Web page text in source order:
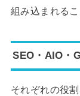
組み込まれる
SEO・AIO・
それぞれの役